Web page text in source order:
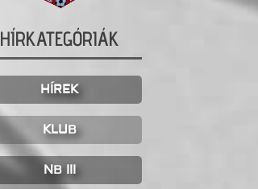
HÍRKATEGÓRIÁK
HÍREK
KLUB
NB III